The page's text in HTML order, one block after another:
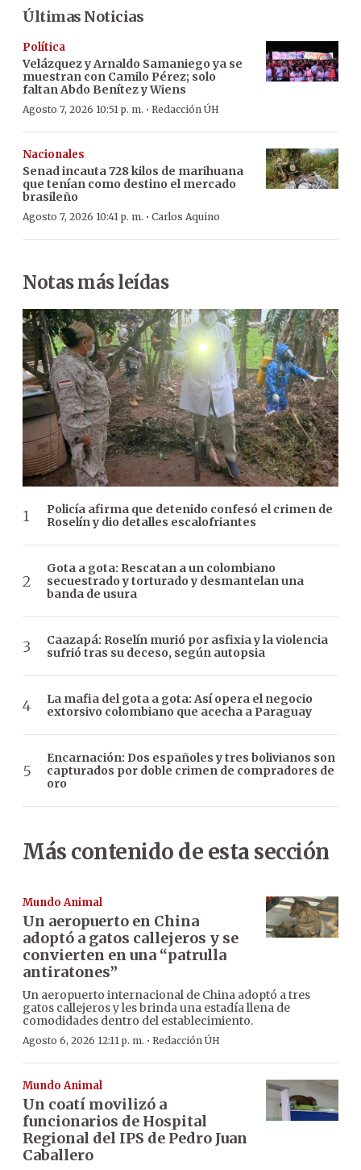
Últimas Noticias
Política
Velázquez y Arnaldo Samaniego ya se
muestran con Camilo Pérez; solo
faltan Abdo Benítez y Wiens
Agosto 7, 2026 10:51 p. m. · Redacción ÚH
Nacionales
Senad incauta 728 kilos de marihuana
que tenían como destino el mercado
brasileño
Agosto 7, 2026 10:41 p. m. · Carlos Aquino
Notas más leídas
Policía afirma que detenido confesó el crimen de
Roselín y dio detalles escalofriantes
Gota a gota: Rescatan a un colombiano
secuestrado y torturado y desmantelan una
banda de usura
Caazapá: Roselín murió por asfixia y la violencia
sufrió tras su deceso, según autopsia
La mafia del gota a gota: Así opera el negocio
extorsivo colombiano que acecha a Paraguay
Encarnación: Dos españoles y tres bolivianos son
capturados por doble crimen de compradores de
oro
Más contenido de esta sección
Mundo Animal
Un aeropuerto en China
adoptó a gatos callejeros y se
convierten en una “patrulla
antiratones”
Un aeropuerto internacional de China adoptó a tres
gatos callejeros y les brinda una estadía llena de
comodidades dentro del establecimiento.
Agosto 6, 2026 12:11 p. m. · Redacción ÚH
Mundo Animal
Un coatí movilizó a
funcionarios de Hospital
Regional del IPS de Pedro Juan
Caballero